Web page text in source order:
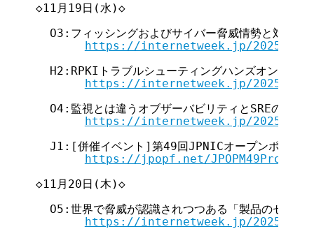
◇11月19日(水)◇
O3:フィッシングおよびサイバー脅威情勢と対策
https://internetweek.jp/2025/
H2:RPKIトラブルシューティングハンズオン -ROA
https://internetweek.jp/2025/
O4:監視とは違うオブザーバビリティとSREの概要
https://internetweek.jp/2025/
J1:[併催イベント]第49回JPNICオープンポリシ
https://jpopf.net/JPOPM49Program
◇11月20日(木)◇
O5:世界で脅威が認識されつつある「製品のセキュ
https://internetweek.jp/2025/